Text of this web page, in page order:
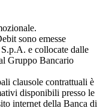
sono emesse
e collocate dalle
Gruppo Bancario
clausole contrattuali è
disponibili presso le
internet della Banca di